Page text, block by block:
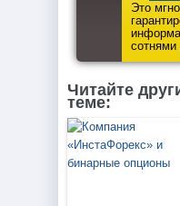
Это
сотнями
Читайте
теме: